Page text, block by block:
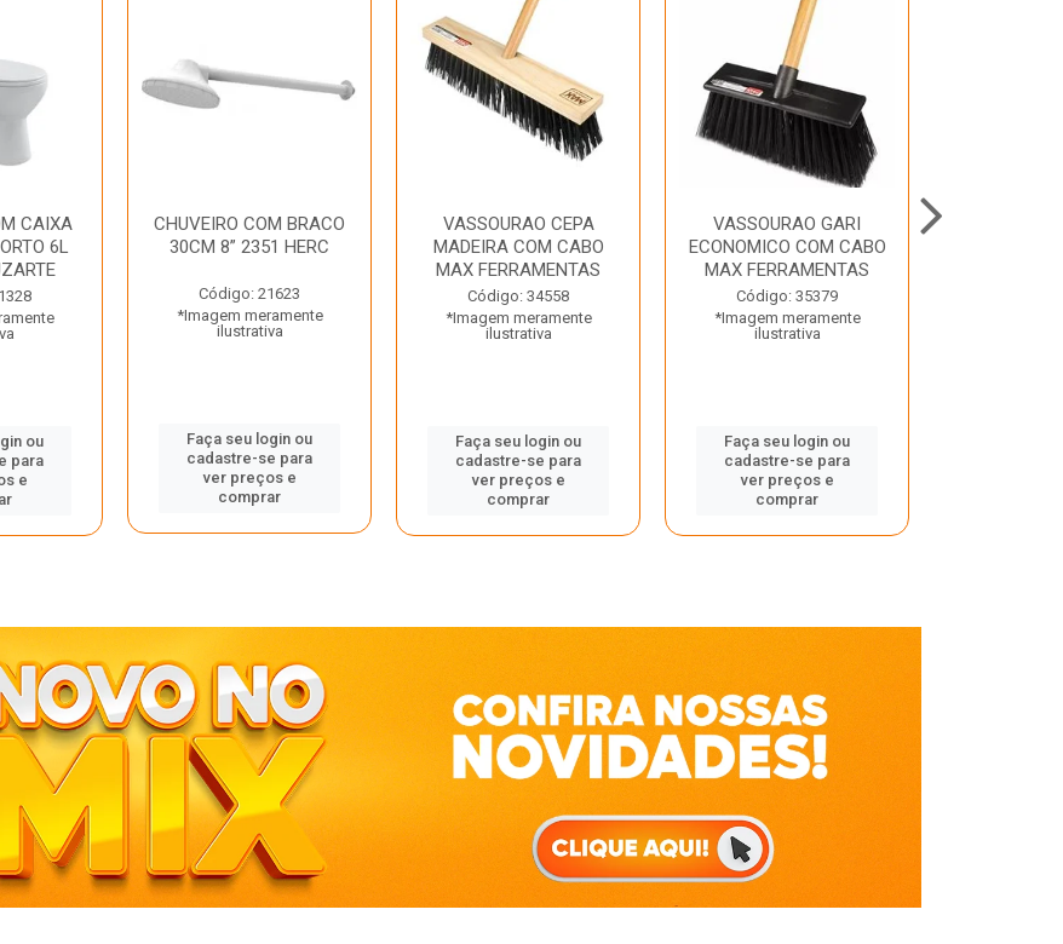
CAIXA
6L
ou
para
e
CHUVEIRO COM BRACO
30CM 8” 2351 HERC
Código: 21623
*Imagem meramente
ilustrativa
Faça seu login ou
cadastre-se para
ver preços e
comprar
VASSOURAO CEPA
MADEIRA COM CABO
MAX FERRAMENTAS
Código: 34558
*Imagem meramente
ilustrativa
Faça seu login ou
cadastre-se para
ver preços e
comprar
VASSOURAO GARI
ECONOMICO COM CABO
MAX FERRAMENTAS
Código: 35379
*Imagem meramente
ilustrativa
Faça seu login ou
cadastre-se para
ver preços e
comprar